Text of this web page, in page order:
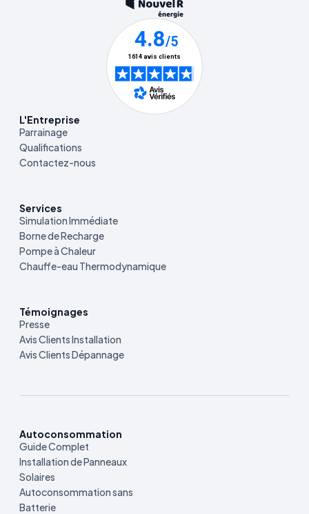
L'Entreprise
Parrainage
Qualifications
Contactez-nous
Services
Simulation Immédiate
Borne de Recharge
Pompe à Chaleur
Chauffe-eau Thermodynamique
Témoignages
Presse
Avis Clients Installation
Avis Clients Dépannage
Autoconsommation
Guide Complet
Installation de Panneaux
Solaires
Autoconsommation sans
Batterie